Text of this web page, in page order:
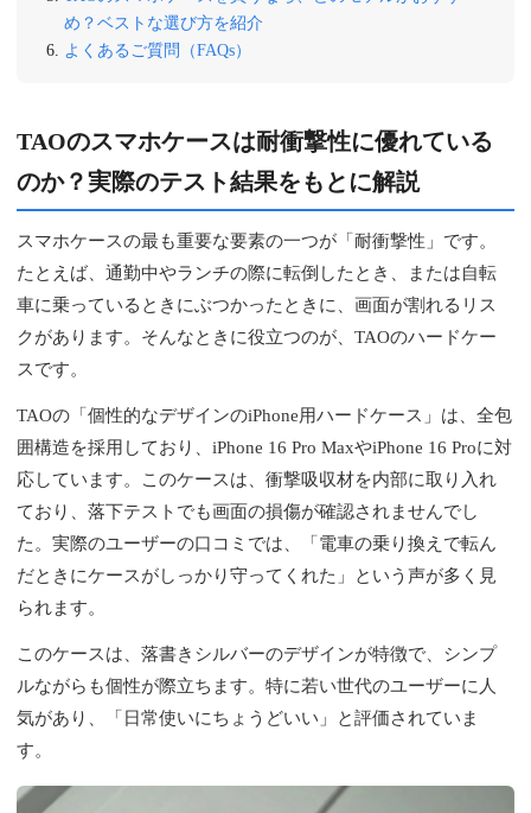
め？ベストな選び方を紹介
よくあるご質問（FAQs）
TAOのスマホケースは耐衝撃性に優れている
のか？実際のテスト結果をもとに解説
スマホケースの最も重要な要素の一つが「耐衝撃性」です。
たとえば、通勤中やランチの際に転倒したとき、または自転
車に乗っているときにぶつかったときに、画面が割れるリス
クがあります。そんなときに役立つのが、TAOのハードケー
スです。
TAOの「個性的なデザインのiPhone用ハードケース」は、全包
囲構造を採用しており、iPhone 16 Pro MaxやiPhone 16 Proに対
応しています。このケースは、衝撃吸収材を内部に取り入れ
ており、落下テストでも画面の損傷が確認されませんでし
た。実際のユーザーの口コミでは、「電車の乗り換えで転ん
だときにケースがしっかり守ってくれた」という声が多く見
られます。
このケースは、落書きシルバーのデザインが特徴で、シンプ
ルながらも個性が際立ちます。特に若い世代のユーザーに人
気があり、「日常使いにちょうどいい」と評価されていま
す。